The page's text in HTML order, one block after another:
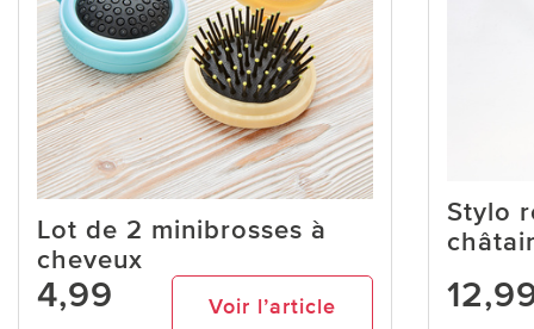
Lot de 2 minibrosses à
cheveux
4,99 Voir l’article
Stylo